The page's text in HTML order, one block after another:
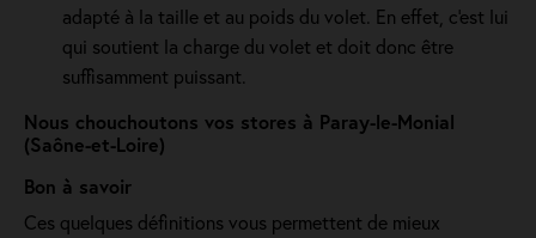
adapté à la taille et au poids du volet. En effet, c'est lui
qui soutient la charge du volet et doit donc être
suffisamment puissant.
Nous chouchoutons vos stores à Paray-le-Monial
(Saône-et-Loire)
Bon à savoir
Ces quelques définitions vous permettent de mieux